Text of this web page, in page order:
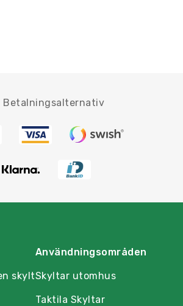
Betalningsalternativ
skylt
Användningsområden
Skyltar utomhus
Taktila Skyltar